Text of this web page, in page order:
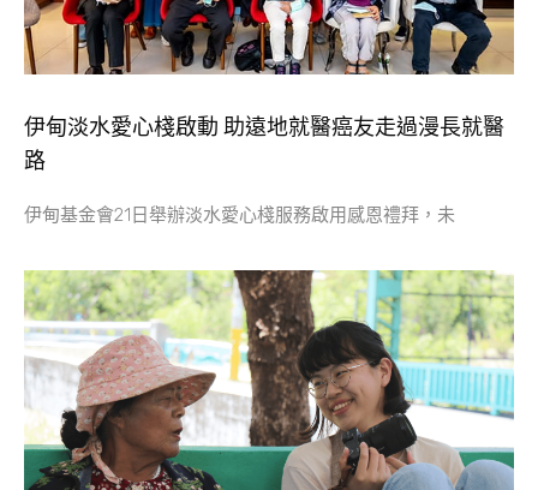
伊甸淡水愛心棧啟動 助遠地就醫癌友走過漫長就醫
路
伊甸基金會21日舉辦淡水愛心棧服務啟用感恩禮拜，未